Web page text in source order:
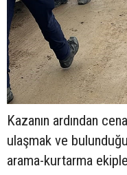
Kazanın ardından
ulaşmak ve
arama-kurtarma